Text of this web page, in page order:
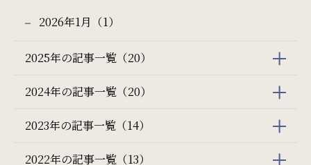
宿泊プラン一覧 ご予約の確認・キャンセル
2026年1月（1）
2025年の記事一覧（20）
2024年の記事一覧（20）
2023年の記事一覧（14）
2022年の記事一覧（13）